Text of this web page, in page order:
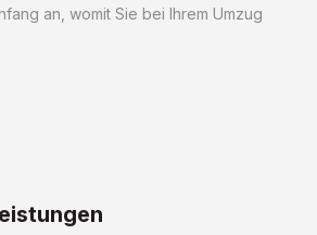
an, womit Sie bei Ihrem Umzug